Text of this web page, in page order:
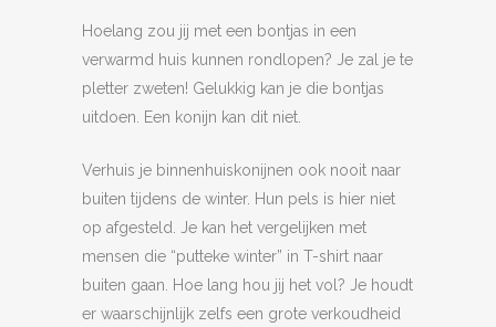
Hoelang zou jij met een bontjas in een
verwarmd huis kunnen rondlopen? Je zal je te
pletter zweten! Gelukkig kan je die bontjas
uitdoen. Een konijn kan dit niet.
Verhuis je binnenhuiskonijnen ook nooit naar
buiten tijdens de winter. Hun pels is hier niet
op afgesteld. Je kan het vergelijken met
mensen die “putteke winter” in T-shirt naar
buiten gaan. Hoe lang hou jij het vol? Je houdt
er waarschijnlijk zelfs een grote verkoudheid